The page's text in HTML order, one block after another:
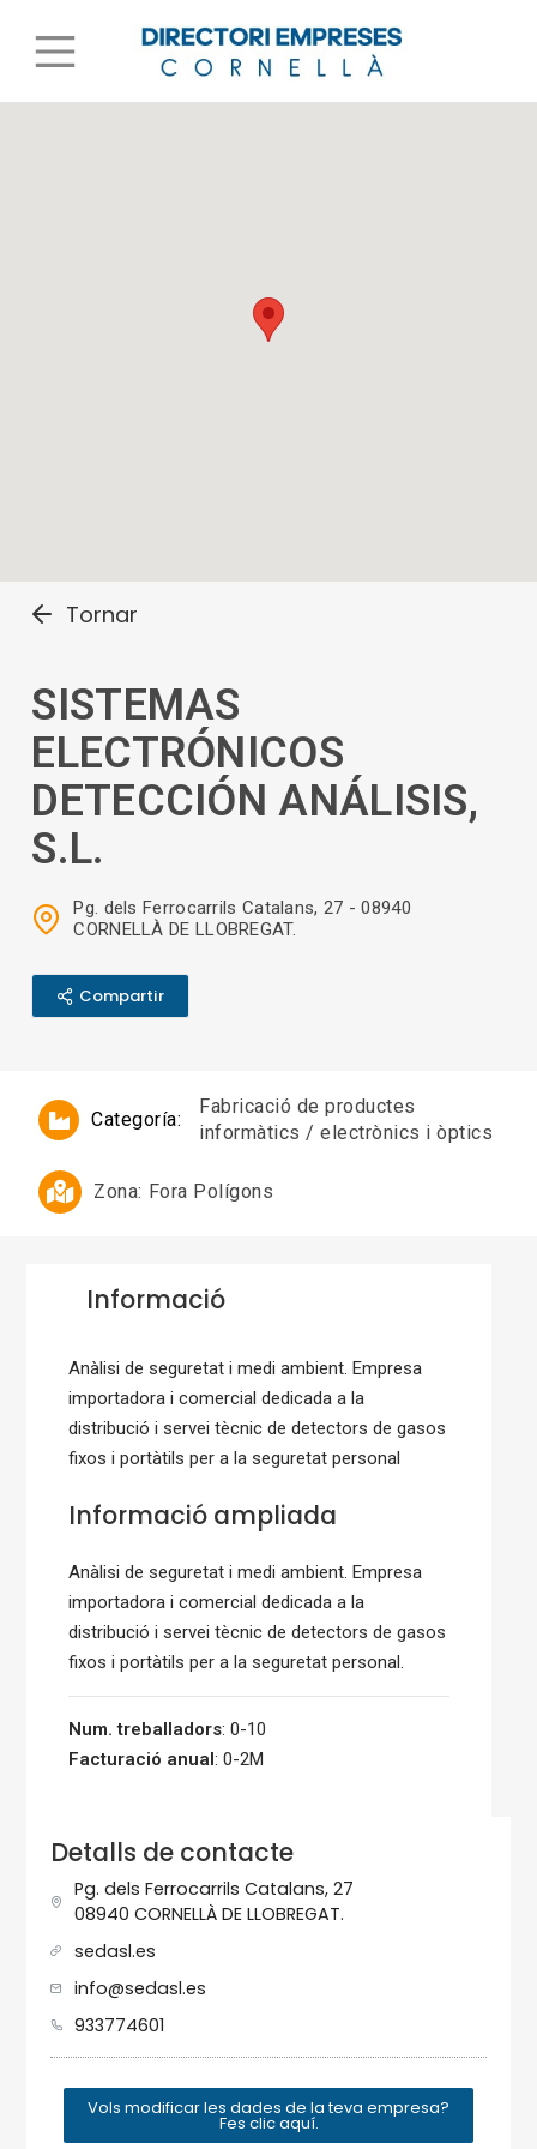
Tornar
SISTEMAS
ELECTRÓNICOS
DETECCIÓN ANÁLISIS,
S.L.
Pg. dels Ferrocarrils Catalans, 27 - 08940
CORNELLÀ DE LLOBREGAT.
Compartir
Categoría:
Fabricació de productes
informàtics / electrònics i òptics
Zona: Fora Polígons
Informació
Anàlisi de seguretat i medi ambient. Empresa
importadora i comercial dedicada a la
distribució i servei tècnic de detectors de gasos
fixos i portàtils per a la seguretat personal
Informació ampliada
Anàlisi de seguretat i medi ambient. Empresa
importadora i comercial dedicada a la
distribució i servei tècnic de detectors de gasos
fixos i portàtils per a la seguretat personal.
Num. treballadors: 0-10
Facturació anual: 0-2M
Detalls de contacte
Pg. dels Ferrocarrils Catalans, 27
08940 CORNELLÀ DE LLOBREGAT.
sedasl.es
info@sedasl.es
933774601
Vols modificar les dades de la teva empresa?
Fes clic aquí.